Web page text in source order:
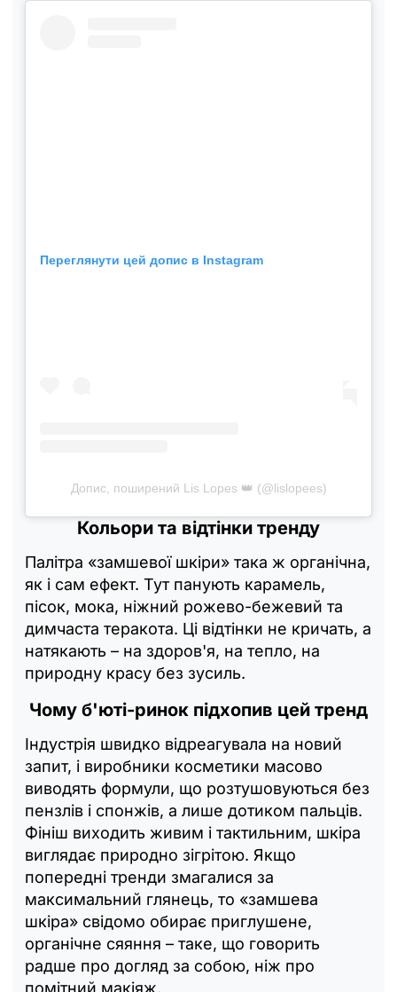
Переглянути цей допис в Instagram
Допис, поширений Lis Lopes 👑 (@lislopees)
Кольори та відтінки тренду
Палітра «замшевої шкіри» така ж органічна,
як і сам ефект. Тут панують карамель,
пісок, мока, ніжний рожево-бежевий та
димчаста теракота. Ці відтінки не кричать, а
натякають – на здоров'я, на тепло, на
природну красу без зусиль.
Чому б'юті-ринок підхопив цей тренд
Індустрія швидко відреагувала на новий
запит, і виробники косметики масово
виводять формули, що розтушовуються без
пензлів і спонжів, а лише дотиком пальців.
Фініш виходить живим і тактильним, шкіра
виглядає природно зігрітою. Якщо
попередні тренди змагалися за
максимальний глянець, то «замшева
шкіра» свідомо обирає приглушене,
органічне сяяння – таке, що говорить
радше про догляд за собою, ніж про
помітний макіяж.